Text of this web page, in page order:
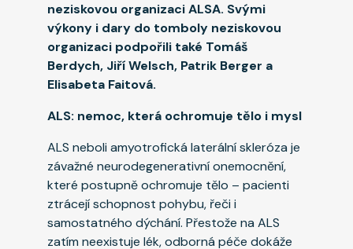
neziskovou organizaci ALSA. Svými
výkony i dary do tomboly neziskovou
organizaci podpořili také Tomáš
Berdych, Jiří Welsch, Patrik Berger a
Elisabeta Faitová.
ALS: nemoc, která ochromuje tělo i mysl
ALS neboli amyotrofická laterální skleróza je
závažné neurodegenerativní onemocnění,
které postupně ochromuje tělo – pacienti
ztrácejí schopnost pohybu, řeči i
samostatného dýchání. Přestože na ALS
zatím neexistuje lék, odborná péče dokáže